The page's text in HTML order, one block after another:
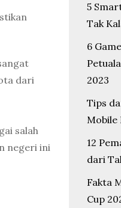
dari
salah
negeri ini
5
Tak
6
2023
Tips
Mobile
12
dari
Fakta
Cup